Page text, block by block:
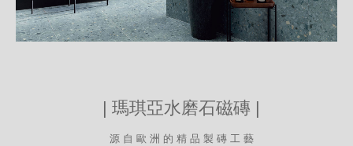
| 瑪琪亞水磨石磁磚 |
源 自 歐 洲 的 精 品 製 磚 工 藝